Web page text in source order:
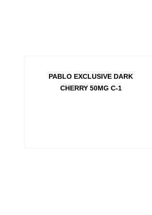
PABLO EXCLUSIVE DARK
CHERRY 50MG C-1